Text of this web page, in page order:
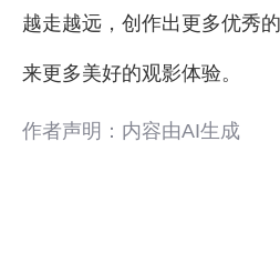
越走越远，创作出更多优秀
来更多美好的观影体验。
作者声明：内容由AI生成